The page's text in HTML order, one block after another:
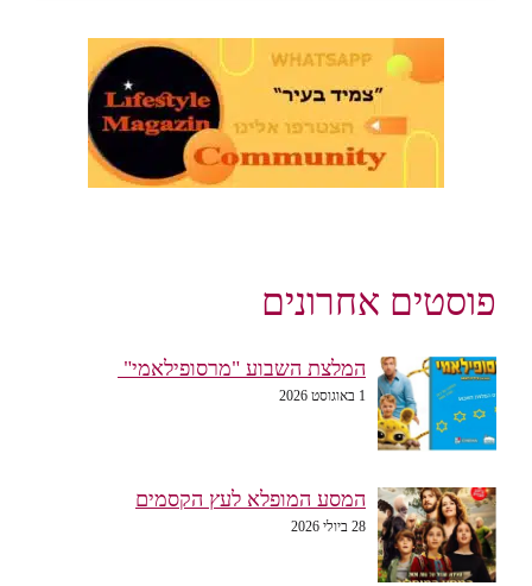
פוסטים אחרונים
המלצת השבוע "מרסופילאמי"
1 באוגוסט 2026
המסע המופלא לעץ הקסמים
28 ביולי 2026